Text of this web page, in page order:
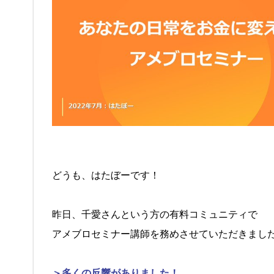
どうも、はたぼーです！
昨日、千愛さんという方の有料コミュニティで
アメブロセミナー講師を務めさせていただきまし